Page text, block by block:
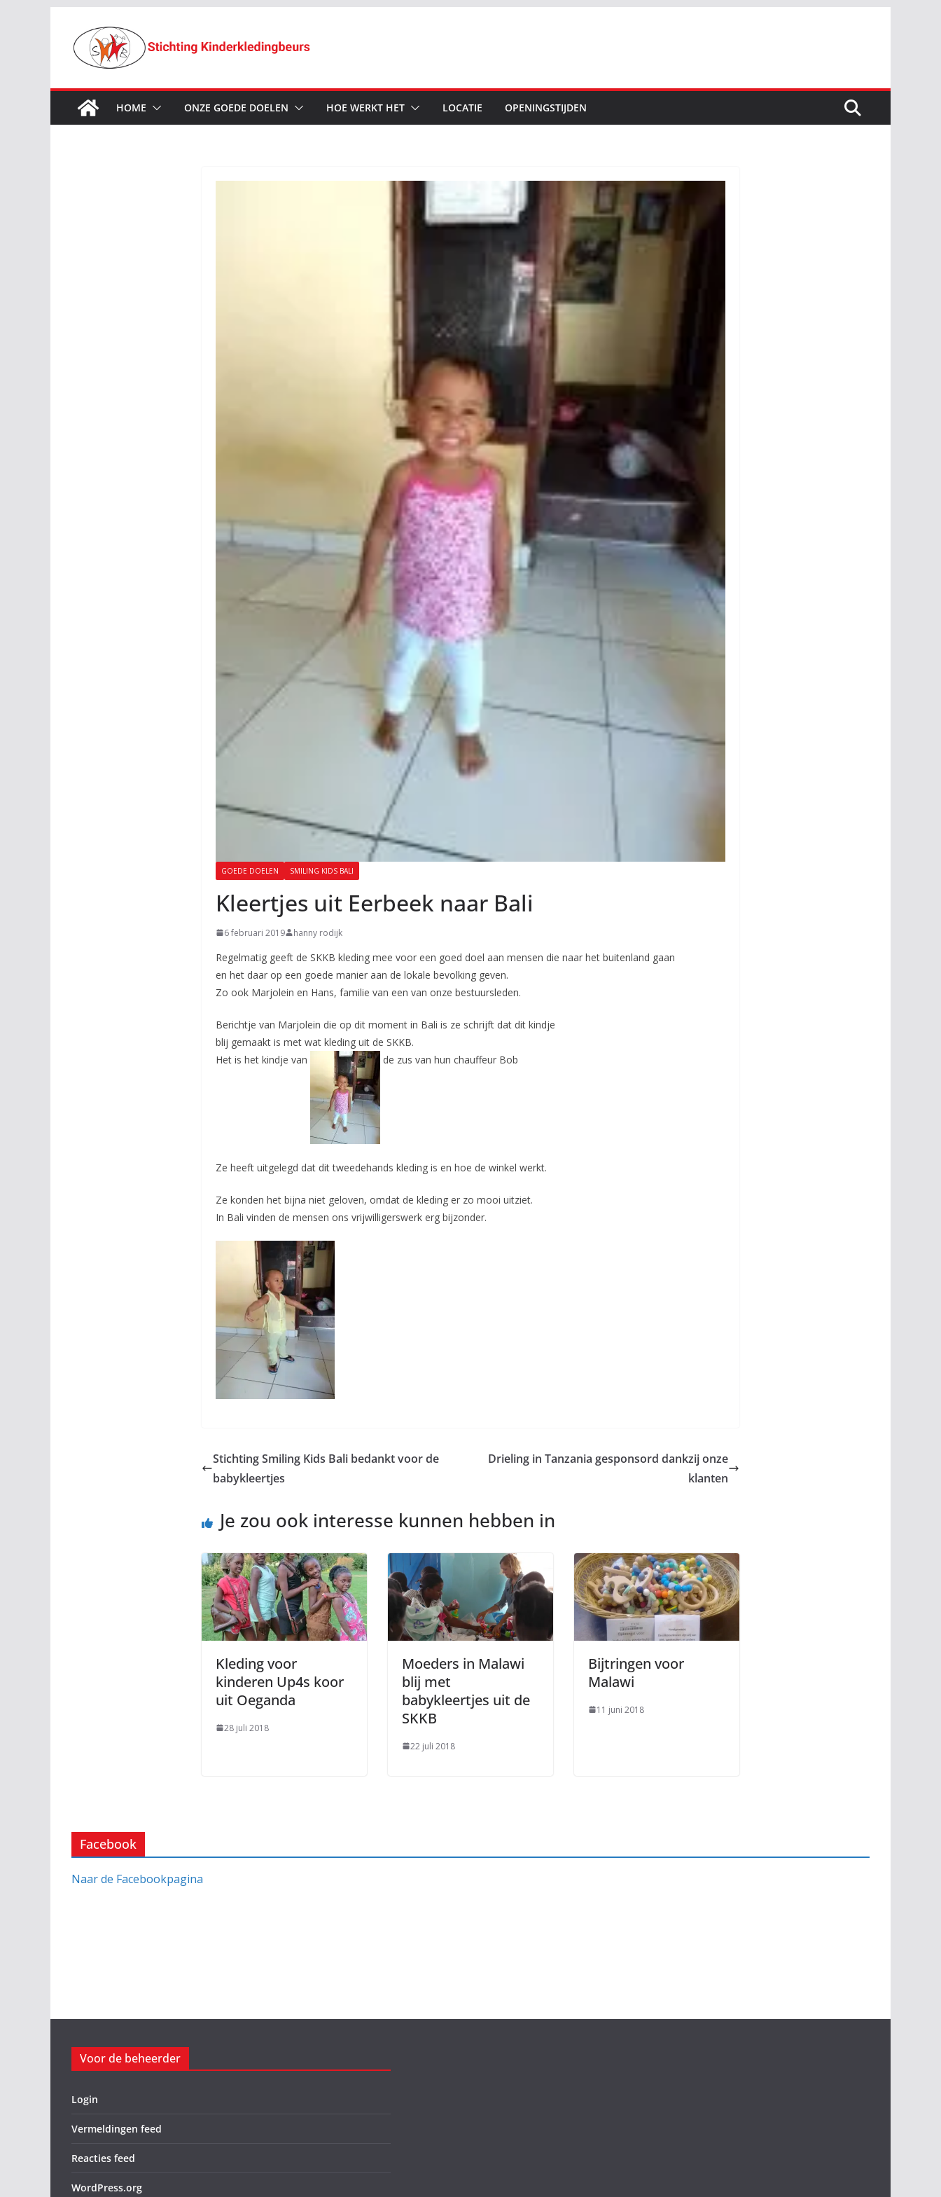
HOME ONZE GOEDE DOELEN HOE WERKT HET LOCATIE OPENINGSTIJDEN
GOEDE DOELEN SMILING KIDS BALI
Kleertjes uit Eerbeek naar Bali
6 februari 2019 hanny rodijk
Regelmatig geeft de SKKB kleding mee voor een goed doel aan mensen die naar het buitenland gaan
en het daar op een goede manier aan de lokale bevolking geven.
Zo ook Marjolein en Hans, familie van een van onze bestuursleden.
Berichtje van Marjolein die op dit moment in Bali is ze schrijft dat dit kindje
blij gemaakt is met wat kleding uit de SKKB.
Het is het kindje van
de zus van hun chauffeur Bob
Ze heeft uitgelegd dat dit tweedehands kleding is en hoe de winkel werkt.
Ze konden het bijna niet geloven, omdat de kleding er zo mooi uitziet.
In Bali vinden de mensen ons vrijwilligerswerk erg bijzonder.
Stichting Smiling Kids Bali bedankt voor de
babykleertjes
Drieling in Tanzania gesponsord dankzij onze
klanten
Je zou ook interesse kunnen hebben in
Kleding voor
kinderen Up4s koor
uit Oeganda
28 juli 2018
Moeders in Malawi
blij met
babykleertjes uit de
SKKB
22 juli 2018
Bijtringen voor
Malawi
11 juni 2018
Facebook
Naar de Facebookpagina
Voor de beheerder
Login
Vermeldingen feed
Reacties feed
WordPress.org